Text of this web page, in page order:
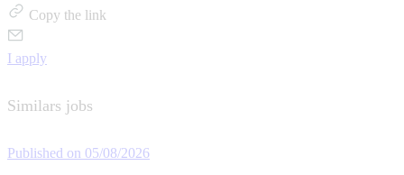
Copy the link
I apply
Similars jobs
Published on 05/08/2026